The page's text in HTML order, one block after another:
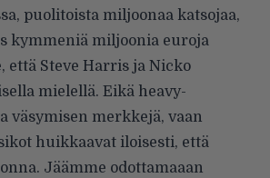
puolitoista miljoonaa katsojaa,
kymmeniä miljoonia euroja
että Steve Harris ja Nicko
mielellä. Eikä heavy-
väsymisen merkkejä, vaan
huikkaavat iloisesti, että
Jäämme odottamaaan